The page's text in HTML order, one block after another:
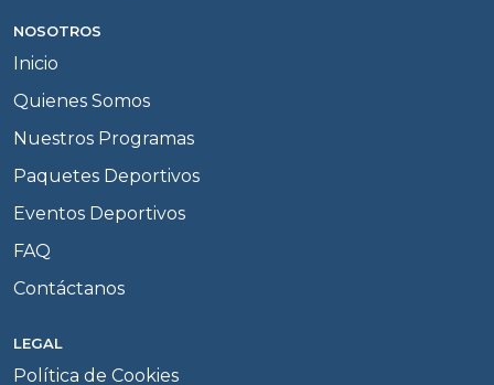
NOSOTROS
Inicio
Quienes Somos
Nuestros Programas
Paquetes Deportivos
Eventos Deportivos
FAQ
Contáctanos
LEGAL
Política de Cookies